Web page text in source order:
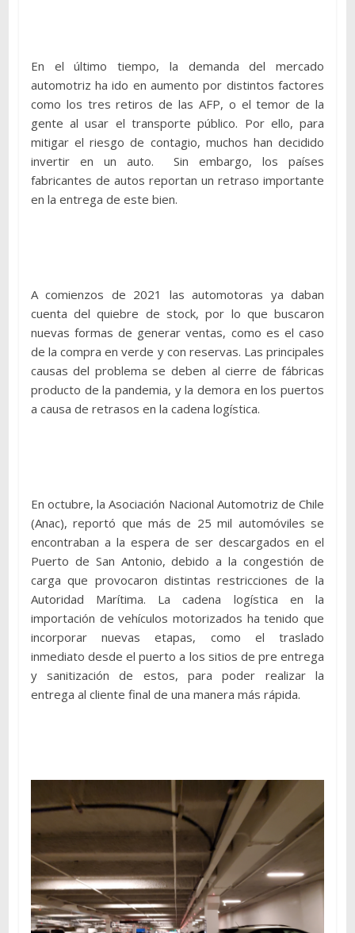
En el último tiempo, la demanda del mercado
automotriz ha ido en aumento por distintos factores
como los tres retiros de las AFP, o el temor de la
gente al usar el transporte público. Por ello, para
mitigar el riesgo de contagio, muchos han decidido
invertir en un auto. Sin embargo, los países
fabricantes de autos reportan un retraso importante
en la entrega de este bien.
A comienzos de 2021 las automotoras ya daban
cuenta del quiebre de stock, por lo que buscaron
nuevas formas de generar ventas, como es el caso
de la compra en verde y con reservas. Las principales
causas del problema se deben al cierre de fábricas
producto de la pandemia, y la demora en los puertos
a causa de retrasos en la cadena logística.
En octubre, la Asociación Nacional Automotriz de Chile
(Anac), reportó que más de 25 mil automóviles se
encontraban a la espera de ser descargados en el
Puerto de San Antonio, debido a la congestión de
carga que provocaron distintas restricciones de la
Autoridad Marítima. La cadena logística en la
importación de vehículos motorizados ha tenido que
incorporar nuevas etapas, como el traslado
inmediato desde el puerto a los sitios de pre entrega
y sanitización de estos, para poder realizar la
entrega al cliente final de una manera más rápida.